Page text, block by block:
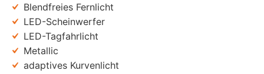
Blendfreies Fernlicht
LED-Scheinwerfer
LED-Tagfahrlicht
Metallic
adaptives Kurvenlicht